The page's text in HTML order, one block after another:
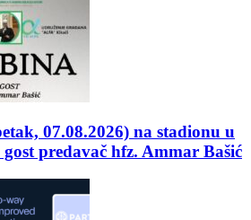
07.08.2026) na stadionu u
predavač hfz. Ammar Bašić